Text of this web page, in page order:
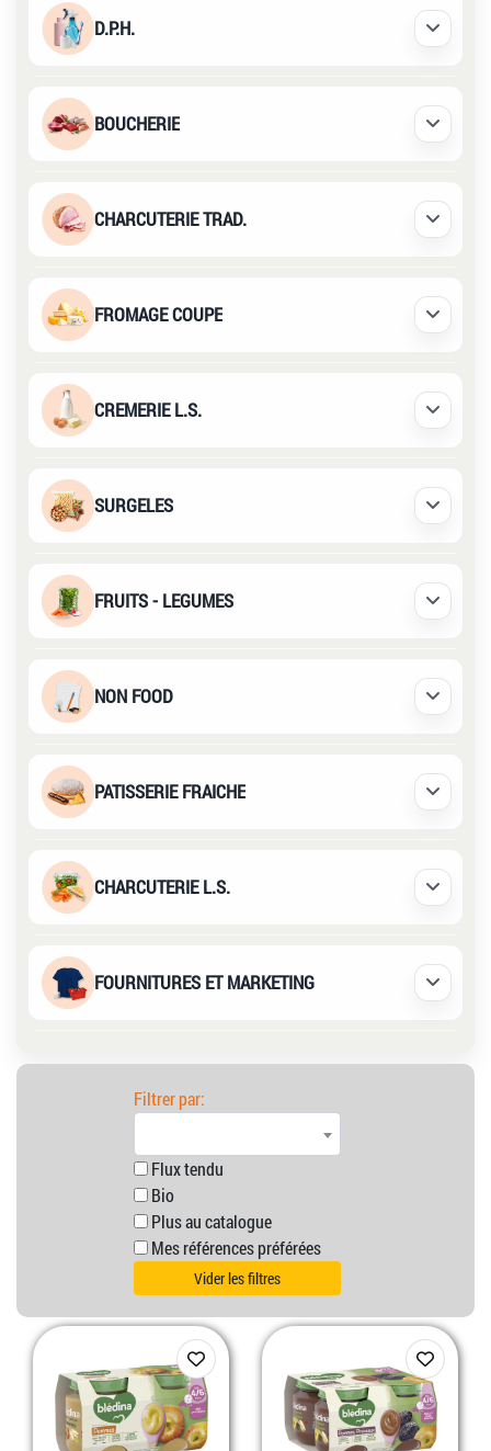
D.P.H. Déplier
BOUCHERIE Déplier
CHARCUTERIE TRAD. Déplier
FROMAGE COUPE Déplier
CREMERIE L.S. Déplier
SURGELES Déplier
FRUITS - LEGUMES Déplier
NON FOOD Déplier
PATISSERIE FRAICHE Déplier
CHARCUTERIE L.S. Déplier
FOURNITURES ET MARKETING Déplier
Filtrer par:
Flux tendu
Bio
Plus au catalogue
Mes références préférées
Vider les filtres